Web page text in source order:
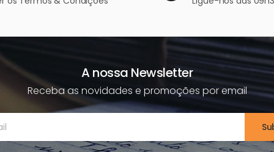
A nossa Newsletter
Receba as novidades e promoções por email